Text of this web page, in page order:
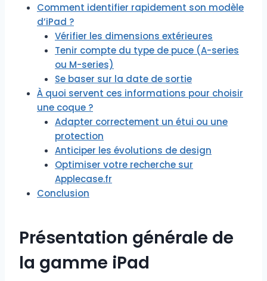
Comment identifier rapidement son modèle
d’iPad ?
Vérifier les dimensions extérieures
Tenir compte du type de puce (A-series
ou M-series)
Se baser sur la date de sortie
À quoi servent ces informations pour choisir
une coque ?
Adapter correctement un étui ou une
protection
Anticiper les évolutions de design
Optimiser votre recherche sur
Applecase.fr
Conclusion
Présentation générale de
la gamme iPad